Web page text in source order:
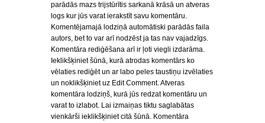
parādās mazs trijstūrītis sarkanā krāsā un atveras
logs kur jūs varat ierakstīt savu komentāru.
Komentējamajā lodziņā automātiski parādās faila
autors, bet to var arī nodzēst ja tas nav vajadzīgs.
Komentāra rediģēšana arī ir ļoti viegli izdarāma.
Ieklikšķiniet šūnā, kurā atrodas komentārs ko
vēlaties rediģēt un ar labo peles taustiņu izvēlaties
un noklikšķiniet uz Edit Comment. Atveras
komentāra lodziņš, kurā jūs redzat komentāru un
varat to izlabot. Lai izmaiņas tiktu saglabātas
vienkārši ieklikšķiniet citā šūnā. Komentāra